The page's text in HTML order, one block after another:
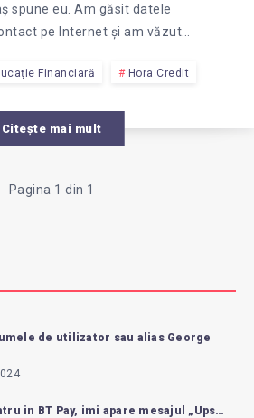
spune eu. Am găsit datele
pe Internet și am văzut…
Financiară Hora Credit
Citește mai mult
Pagina 1 din 1
de utilizator sau alias George
in BT Pay, imi apare mesajul „Ups…